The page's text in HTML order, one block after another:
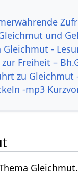
und
-
Freiheit –
zu Gleichmut
-mp3
Gleichmut.